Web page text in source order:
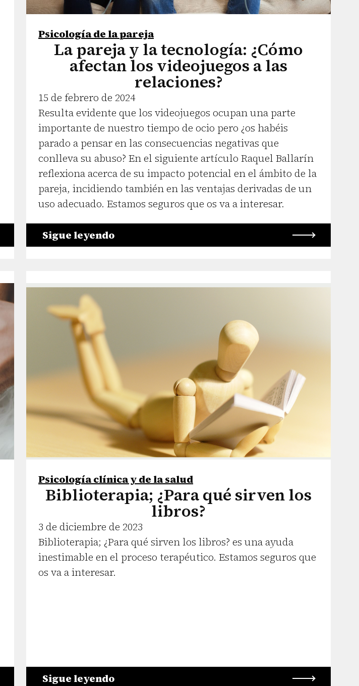
Psicología de la pareja
La pareja y la tecnología: ¿Cómo
afectan los videojuegos a las
relaciones?
15 de febrero de 2024
Resulta evidente que los videojuegos ocupan una parte
importante de nuestro tiempo de ocio pero ¿os habéis
parado a pensar en las consecuencias negativas que
conlleva su abuso? En el siguiente artículo Raquel Ballarín
reflexiona acerca de su impacto potencial en el ámbito de la
pareja, incidiendo también en las ventajas derivadas de un
uso adecuado. Estamos seguros que os va a interesar.
Sigue leyendo
Psicología clínica y de la salud
Biblioterapia; ¿Para qué sirven los
libros?
3 de diciembre de 2023
Biblioterapia; ¿Para qué sirven los libros? es una ayuda
inestimable en el proceso terapéutico. Estamos seguros que
os va a interesar.
Sigue leyendo